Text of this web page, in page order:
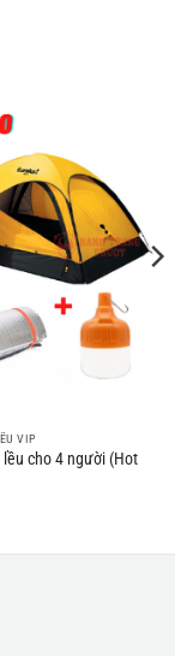
VIP
cho 4 người (Hot